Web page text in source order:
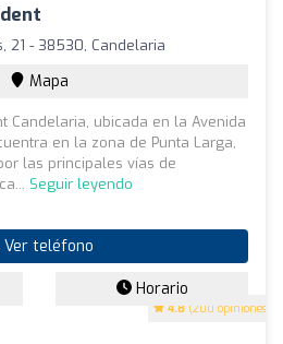
4.8 (200 opiniones)
21 - 38530, Candelaria
Mapa
Candelaria, ubicada en la Avenida
en la zona de Punta Larga,
las principales vías de
Seguir leyendo
Ver teléfono
Horario